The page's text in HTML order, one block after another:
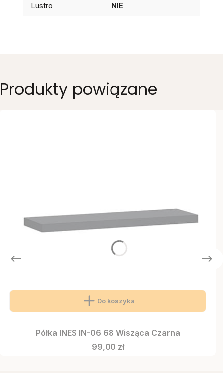
Lustro NIE
Produkty powiązane
Do koszyka
Półka INES IN-06 68 Wisząca Czarna
Cena
99,00 zł